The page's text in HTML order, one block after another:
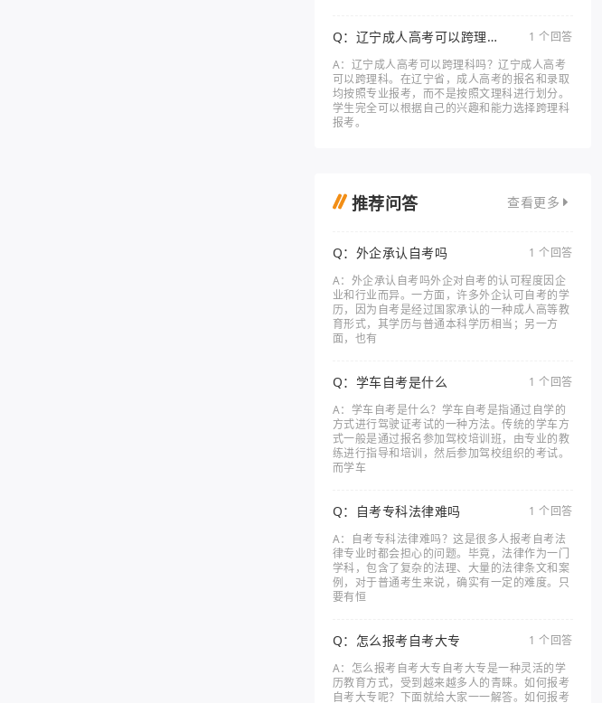
Q：辽宁成人高考可以跨理科
吗
1 个回答
A：辽宁成人高考可以跨理科吗？辽宁成人高考
可以跨理科。在辽宁省，成人高考的报名和录取
均按照专业报考，而不是按照文理科进行划分。
学生完全可以根据自己的兴趣和能力选择跨理科
报考。
推荐问答 查看更多
Q：外企承认自考吗
1 个回答
A：外企承认自考吗外企对自考的认可程度因企
业和行业而异。一方面，许多外企认可自考的学
历，因为自考是经过国家承认的一种成人高等教
育形式，其学历与普通本科学历相当；另一方
面，也有
Q：学车自考是什么
1 个回答
A：学车自考是什么？学车自考是指通过自学的
方式进行驾驶证考试的一种方法。传统的学车方
式一般是通过报名参加驾校培训班，由专业的教
练进行指导和培训，然后参加驾校组织的考试。
而学车
Q：自考专科法律难吗
1 个回答
A：自考专科法律难吗？这是很多人报考自考法
律专业时都会担心的问题。毕竟，法律作为一门
学科，包含了复杂的法理、大量的法律条文和案
例，对于普通考生来说，确实有一定的难度。只
要有恒
Q：怎么报考自考大专
1 个回答
A：怎么报考自考大专自考大专是一种灵活的学
历教育方式，受到越来越多人的青睐。如何报考
自考大专呢？下面就给大家一一解答。如何报考